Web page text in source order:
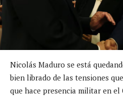
Nicolás Maduro se está
bien librado de las tensiones
que hace presencia militar en el